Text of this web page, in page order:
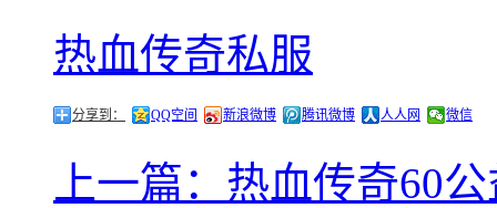
热血传奇私服
分享到： QQ空间 新浪微博 腾讯微博 人人网 微信
上一篇：热血传奇60